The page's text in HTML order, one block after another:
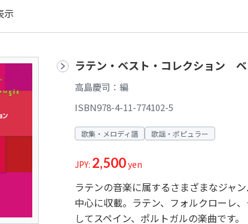
示
ラテン・ベスト・コレクション
高島慶司：編
ISBN978-4-11-774102-5
歌集・メロディ譜 歌謡・ポピュラー
JPY: 2,500yen
ラテンの音楽に属するさまざまなジャ
中心に収載。ラテン、フォルクローレ
してスペイン、ポルトガルの楽曲です。